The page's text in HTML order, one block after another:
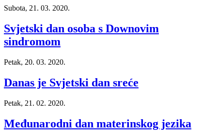
Subota, 21. 03. 2020.
Svjetski dan osoba s Downovim
sindromom
Petak, 20. 03. 2020.
Danas je Svjetski dan sreće
Petak, 21. 02. 2020.
Međunarodni dan materinskog jezika